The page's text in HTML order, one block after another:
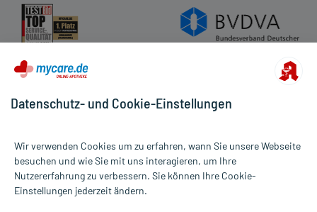
Alle Preise gelten inkl. MwSt., ggf. zzgl. Versandkosten
Informationen auf dieser Website werden ausschließlich für
Datenschutz- und Cookie-Einstellungen
Wir verwenden Cookies um zu erfahren, wann Sie unsere Webseite
besuchen und wie Sie mit uns interagieren, um Ihre
Nutzererfahrung zu verbessern. Sie können Ihre Cookie-
Einstellungen jederzeit ändern.